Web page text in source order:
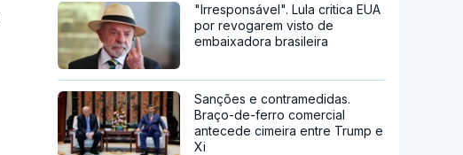
"Irresponsável". Lula critica EUA
por revogarem visto de
embaixadora brasileira
Sanções e contramedidas.
Braço-de-ferro comercial
antecede cimeira entre Trump e
Xi